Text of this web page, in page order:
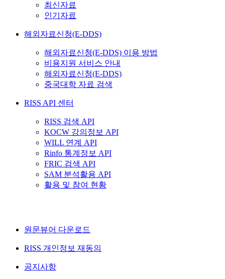
최신자료
인기자료
해외자료신청(E-DDS)
해외자료신청(E-DDS) 이용 방법
비용지원 서비스 안내
해외자료신청(E-DDS)
중국대학 자료 검색
RISS API 센터
RISS 검색 API
KOCW 강의정보 API
WILL 연계 API
Rinfo 통계정보 API
FRIC 검색 API
SAM 분석활용 API
활용 및 참여 현황
원문뷰어 다운로드
RISS 개인정보 재동의
공지사항